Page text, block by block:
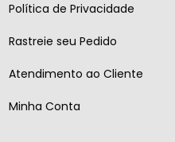
Política de Privacidade
Rastreie seu Pedido
Atendimento ao Cliente
Minha Conta